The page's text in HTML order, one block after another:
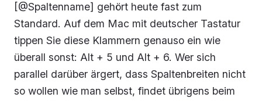
[@Spaltenname] gehört heute fast zum
Standard. Auf dem Mac mit deutscher Tastatur
tippen Sie diese Klammern genauso ein wie
überall sonst: Alt + 5 und Alt + 6. Wer sich
parallel darüber ärgert, dass Spaltenbreiten nicht
so wollen wie man selbst, findet übrigens beim